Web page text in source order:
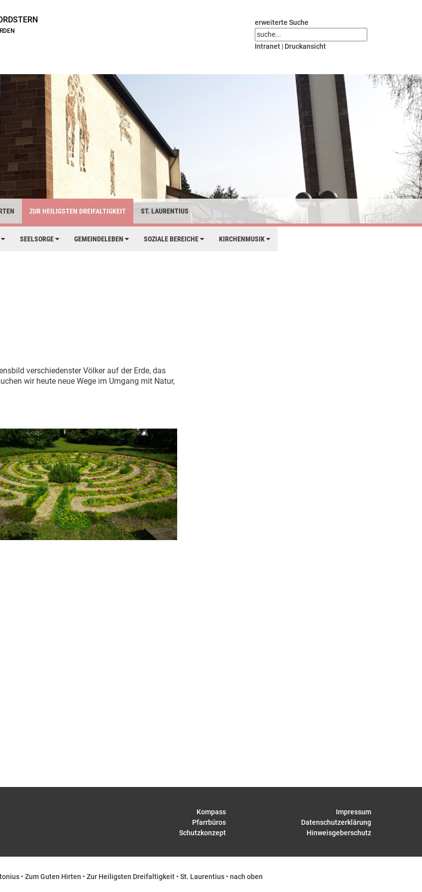
erweiterte Suche
Intranet | Druckansicht
ZUR HEILIGSTEN DREIFALTIGKEIT ST. LAURENTIUS
SEELSORGE GEMEINDELEBEN SOZIALE BEREICHE KIRCHENMUSIK
verschiedenster Völker auf der Erde, das
wir heute neue Wege im Umgang mit Natur,
Kompass
Pfarrbüros
Schutzkonzept
Impressum
Datenschutzerklärung
Hinweisgeberschutz
• Zum Guten Hirten • Zur Heiligsten Dreifaltigkeit• St. Laurentius• nach oben